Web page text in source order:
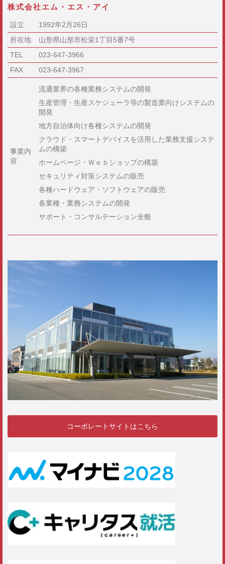
株式会社エム・エス・アイ
設立
1992年2月26日
所在地
山形県山形市松栄1丁目5番7号
TEL
023-647-3966
FAX
023-647-3967
事業内
容
流通業界の各種業務システムの開発
生産管理・生産スケジューラ等の製造業向けシステムの
開発
地方自治体向け各種システムの開発
クラウド・スマートデバイスを活用した業務支援システ
ムの構築
ホームページ・Ｗｅｂショップの構築
セキュリティ対策システムの販売
各種ハードウェア・ソフトウェアの販売
各業種・業務システムの開発
サポート・コンサルテーション全般
コーポレートサイトはこちら